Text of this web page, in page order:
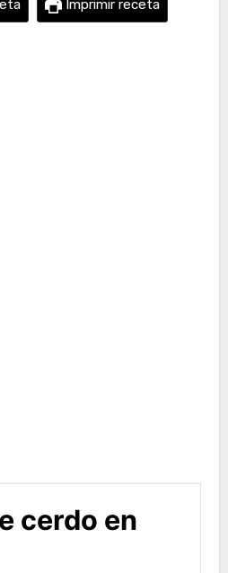
Imprimir receta
cerdo en